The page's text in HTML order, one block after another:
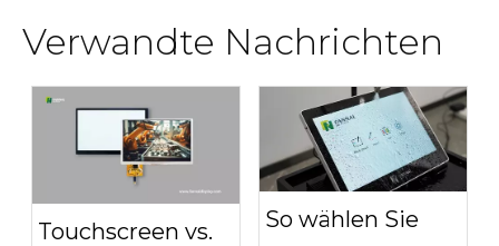
Verwandte Nachrichten
Touchscreen vs.
So wählen Sie